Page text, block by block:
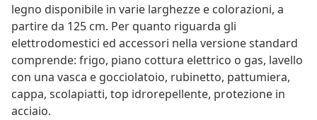
legno disponibile in varie larghezze e colorazioni, a
partire da 125 cm. Per quanto riguarda gli
elettrodomestici ed accessori nella versione standard
comprende: frigo, piano cottura elettrico o gas, lavello
con una vasca e gocciolatoio, rubinetto, pattumiera,
cappa, scolapiatti, top idrorepellente, protezione in
acciaio.